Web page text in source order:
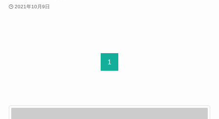
2021年10月9日
1